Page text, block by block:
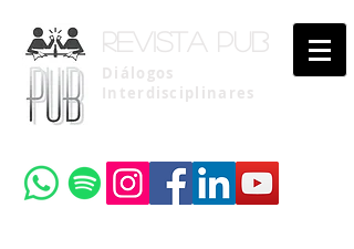
Revista pub
Diálogos
Interdisciplinares